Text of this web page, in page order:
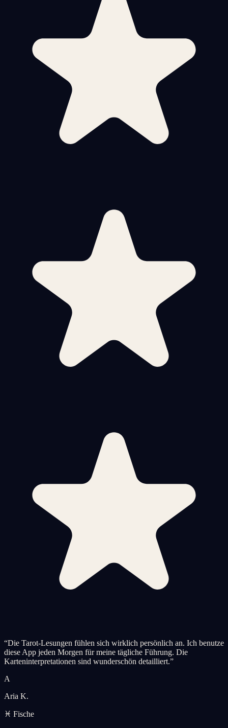
“Die Tarot-Lesungen fühlen sich wirklich persönlich an. Ich benutze
diese App jeden Morgen für meine tägliche Führung. Die
Karteninterpretationen sind wunderschön detailliert.”
A
Aria K.
♓ Fische